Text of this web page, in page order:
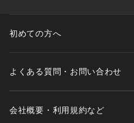
初めての方へ
よくある質問・お問い合わせ
会社概要・利用規約など